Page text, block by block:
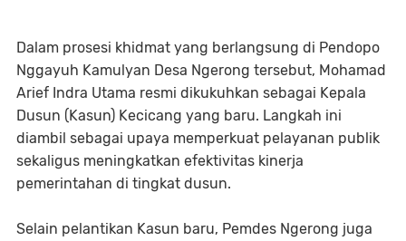
Dalam prosesi khidmat yang berlangsung di Pendopo
Nggayuh Kamulyan Desa Ngerong tersebut, Mohamad
Arief Indra Utama resmi dikukuhkan sebagai Kepala
Dusun (Kasun) Kecicang yang baru. Langkah ini
diambil sebagai upaya memperkuat pelayanan publik
sekaligus meningkatkan efektivitas kinerja
pemerintahan di tingkat dusun.
Selain pelantikan Kasun baru, Pemdes Ngerong juga